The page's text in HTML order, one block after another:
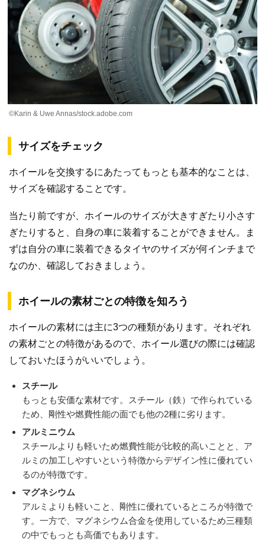
©Karin & Uwe Annas/stock.adobe.com
サイズをチェック
ホイールを交換するにあたってもっとも基本的なことは、
サイズを確認することです。
当たり前ですが、ホイールのサイズが大きすぎたり小さす
ぎたりすると、自身の車に装着することができません。ま
ずは自分の車に装着できるタイヤのサイズが何インチまで
なのか、確認しておきましょう。
ホイールの素材ごとの特徴を知ろう
ホイールの素材には主に3つの種類があります。それぞれ
の素材ごとの特徴があるので、ホイール選びの際には確認
しておいたほうがいいでしょう。
スチール
もっとも安価な素材です。スチール（鉄）で作られている
ため、剛性や燃費性能の面でも他の2種に劣ります。
アルミニウム
スチールよりも軽いため燃費性能が比較的高いことと、ア
ルミの加工しやすいという特徴からデザイン性に優れてい
るのが特徴です。
マグネシウム
アルミよりも軽いこと、剛性に優れているところが特徴で
す。一方で、マグネシウム合金を使用しているため三種類
の中でもっとも高価でもあります。